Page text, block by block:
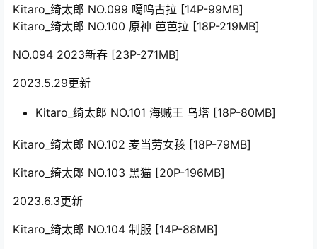
Kitaro_绮太郎 NO.099 噶呜古拉 [14P-99MB]
Kitaro_绮太郎 NO.100 原神 芭芭拉 [18P-219MB]
NO.094 2023新春 [23P-271MB]
2023.5.29更新
Kitaro_绮太郎 NO.101 海贼王 乌塔 [18P-80MB]
Kitaro_绮太郎 NO.102 麦当劳女孩 [18P-79MB]
Kitaro_绮太郎 NO.103 黑猫 [20P-196MB]
2023.6.3更新
Kitaro_绮太郎 NO.104 制服 [14P-88MB]